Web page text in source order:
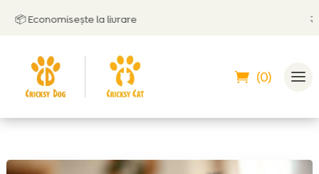
Economisește la livrare
(0)